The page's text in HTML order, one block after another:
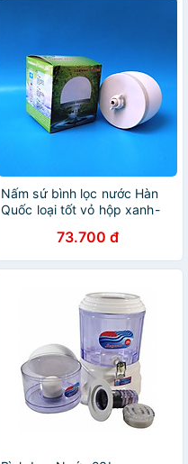
Nấm sứ bình lọc nước Hàn
Quốc loại tốt vỏ hộp xanh-
73.700 đ